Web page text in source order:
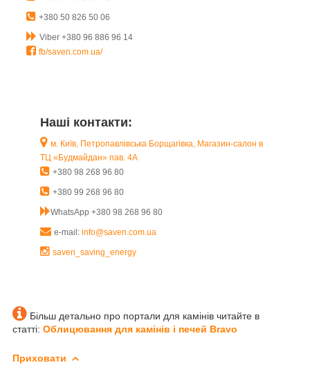
+380 50 826 50 06
Viber +380 96 886 96 14
fb/saven.com.ua/
Наші контакти:
м. Київ, Петропавлівська Борщагівка, Магазин-салон в
ТЦ «Будмайдан» пав. 4А
+380 98 268 96 80
+380 99 268 96 80
WhatsApp +380 98 268 96 80
e-mail: info@saven.com.ua
saven_saving_energy
Більш детально про портали для камінів читайте в
статті: Облицювання для камінів і печей Bravo
Приховати